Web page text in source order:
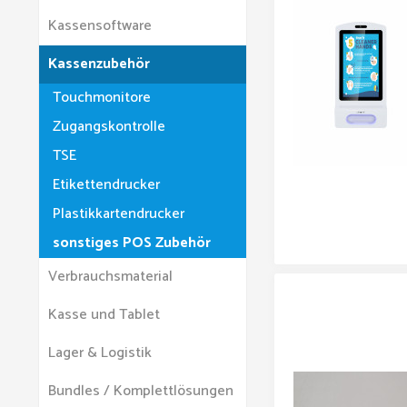
Kassensoftware
Kassenzubehör
Touchmonitore
Zugangskontrolle
TSE
Etikettendrucker
Plastikkartendrucker
sonstiges POS Zubehör
Verbrauchsmaterial
Kasse und Tablet
Lager & Logistik
Bundles / Komplettlösungen